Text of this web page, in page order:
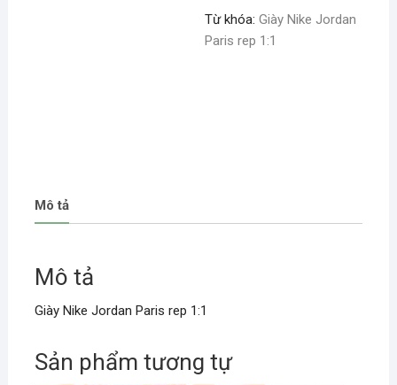
Từ khóa:Giày Nike Jordan
Paris rep 1:1
Mô tả
Mô tả
Giày Nike Jordan Paris rep 1:1
Sản phẩm tương tự